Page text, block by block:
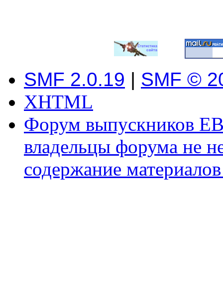
SMF 2.0.19 | SMF ©
XHTML
Форум выпускников
владельцы форума не
содержание